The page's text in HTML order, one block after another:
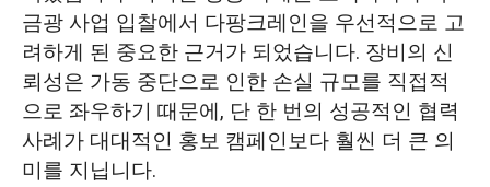
금광 사업 입찰에서 다팡크레인을 우선적으로 고
려하게 된 중요한 근거가 되었습니다. 장비의 신
뢰성은 가동 중단으로 인한 손실 규모를 직접적
으로 좌우하기 때문에, 단 한 번의 성공적인 협력
사례가 대대적인 홍보 캠페인보다 훨씬 더 큰 의
미를 지닙니다.